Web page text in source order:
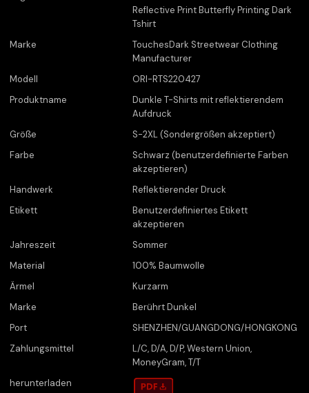
Reflective Print Butterfly Printing Dark
Tshirt
Marke
TouchesDark Streetwear Clothing
Manufacturer
Modell
ORI-RTS220427
Produktname
Dunkle T-Shirts mit reflektierendem
Aufdruck
Größe
S-2XL (Sondergrößen akzeptiert)
Farbe
Schwarz (benutzerdefinierte Farben
akzeptieren)
Handwerk
Reflektierender Druck
Etikett
Benutzerdefiniertes Etikett
akzeptieren
Jahreszeit
Sommer
Material
100% Baumwolle
Ärmel
Kurzarm
Marke
Berührt Dunkel
Port
SHENZHEN/GUANGDONG/HONGKONG
Zahlungsmittel
L/C, D/A, D/P, Western Union,
MoneyGram, T/T
herunterladen